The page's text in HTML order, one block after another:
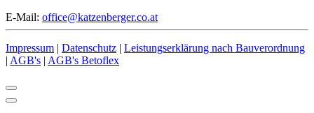
E-Mail: office@katzenberger.co.at
Impressum | Datenschutz | Leistungserklärung nach Bauverordnung
| AGB's | AGB's Betoflex